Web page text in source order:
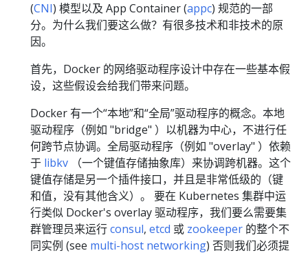
(CNI) 模型以及 App Container (appc) 规范的一部
分。为什么我们要这么做？有很多技术和非技术的原
因。
首先，Docker 的网络驱动程序设计中存在一些基本假
设，这些假设会给我们带来问题。
Docker 有一个“本地”和“全局”驱动程序的概念。本地
驱动程序（例如 "bridge" ）以机器为中心，不进行任
何跨节点协调。全局驱动程序（例如 "overlay" ）依赖
于 libkv （一个键值存储抽象库）来协调跨机器。这个
键值存储是另一个插件接口，并且是非常低级的（键
和值，没有其他含义）。 要在 Kubernetes 集群中运
行类似 Docker's overlay 驱动程序，我们要么需要集
群管理员来运行consul, etcd 或 zookeeper 的整个不
同实例 (see multi-host networking) 否则我们必须提